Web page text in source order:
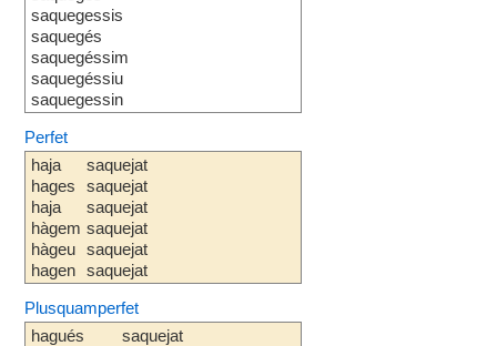
saquegessis
saquegés
saquegéssim
saquegéssiu
saquegessin
Perfet
haja
hages
haja
hàgem
hàgeu
hagen
saquejat
saquejat
saquejat
saquejat
saquejat
saquejat
Plusquamperfet
hagués
saquejat